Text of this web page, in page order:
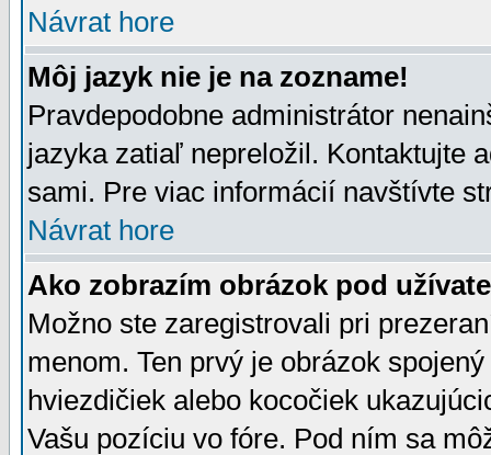
Návrat hore
Môj jazyk nie je na zozname!
Pravdepodobne administrátor
jazyka zatiaľ nepreložil. Kontaktujte
sami. Pre viac informácií navštívte
Návrat hore
Ako zobrazím obrázok pod
Možno ste zaregistrovali pri
menom. Ten prvý je obrázok
hviezdičiek alebo kocočiek
Vašu pozíciu vo fóre. Pod ním sa